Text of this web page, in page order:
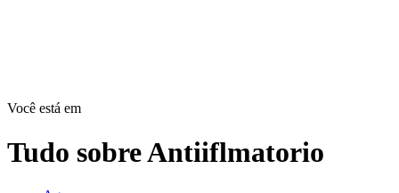
Você está em
Tudo sobreAntiiflmatorio